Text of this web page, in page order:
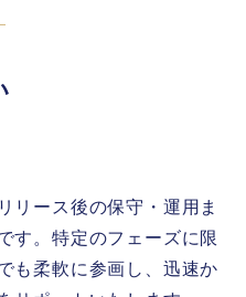
リース後の保守・運用ま
す。特定のフェーズに限
も柔軟に参画し、迅速か